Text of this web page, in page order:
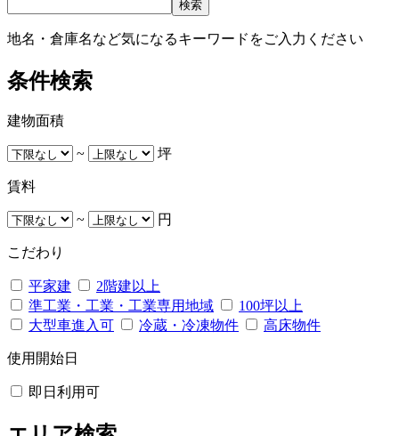
地名・倉庫名など気になるキーワードをご入力ください
条件検索
建物面積
~ 坪
賃料
~ 円
こだわり
平家建
2階建以上
準工業・工業・工業専用地域
100坪以上
大型車進入可
冷蔵・冷凍物件 高床物件
使用開始日
即日利用可